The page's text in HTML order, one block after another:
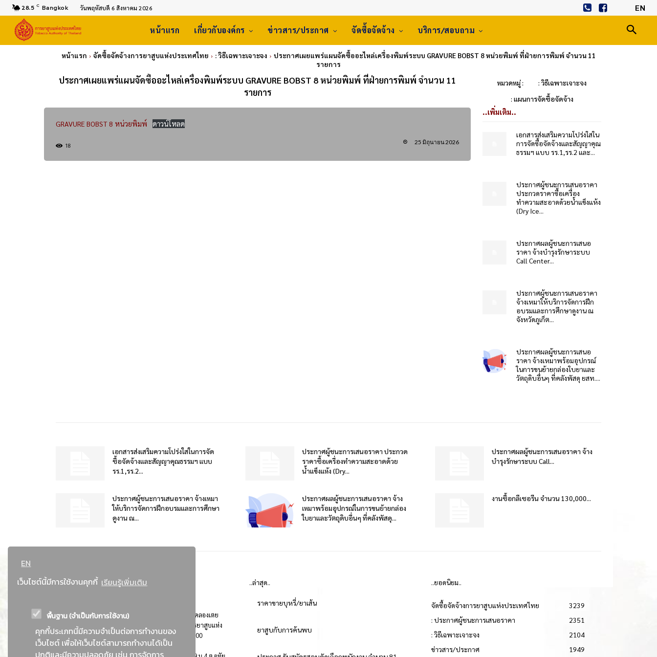
EN
เว็บไซต์นี้มีการใช้งานคุกกี้ เรียนรู้เพิ่มเติม
พื้นฐาน (จำเป็นกับการใช้งาน)
คุกกี้ประเภทนี้มีความจำเป็นต่อการทำงานของ
เว็บไซต์ เพื่อให้เว็บไซต์สามารถทำงานได้เป็น
28.5 C Bangkok วันพฤหัสบดี 6 สิงหาคม 2026 EN
หน้าแรก เกี่ยวกับองค์กร ข่าวสาร/ประกาศ จัดซื้อจัดจ้าง บริการ/สอบถาม
หน้าแรก จัดซื้อจัดจ้างการยาสูบแห่งประเทศไทย : วิธีเฉพาะเจาะจง
ประกาศเผยแพร่แผนจัดซื้ออะไหล่เครื่องพิมพ์ระบบ GRAVURE BOBST 8 หน่วยพิมพ์ ที่ฝ่ายการพิมพ์ จำนวน 11
รายการ
ประกาศเผยแพร่แผนจัดซื้ออะไหล่เครื่องพิมพ์ระบบ GRAVURE BOBST 8 หน่วยพิมพ์ ที่ฝ่ายการพิมพ์ จำนวน 11
รายการ
หมวดหมู่ :
: วิธีเฉพาะเจาะจง
: แผนการจัดซื้อจัดจ้าง
GRAVURE BOBST 8 หน่วยพิมพ์ ดาวน์โหลด
18 25 มิถุนายน 2026
..เพิ่มเติม..
เอกสารส่งเสริมความโปร่งใสใน
การจัดซื้อจัดจ้างและสัญญาคุณ
ธรรมฯ แบบ รร.1,รร.2 และ...
ประกาศผู้ชนะการเสนอราคา
ประกวดราคาซื้อเครื่อง
ทำความสะอาดด้วยน้ำแข็งแห้ง
(Dry Ice...
ประกาศผลผู้ชนะการเสนอ
ราคา จ้างบำรุงรักษาระบบ
Call Center...
ประกาศผู้ชนะการเสนอราคา
จ้างเหมาให้บริการจัดการฝึก
อบรมและการศึกษาดูงาน ณ
จังหวัดภูเก็ต...
ประกาศผลผู้ชนะการเสนอ
ราคา จ้างเหมาพร้อมอุปกรณ์
ในการขนย้ายกล่องใบยาและ
วัตถุดิบอื่นๆ ที่คลังพัสดุ ยสท....
เอกสารส่งเสริมความโปร่งใสในการจัด
ซื้อจัดจ้างและสัญญาคุณธรรมฯ แบบ
รร.1,รร.2...
ประกาศผู้ชนะการเสนอราคา ประกวด
ราคาซื้อเครื่องทำความสะอาดด้วย
น้ำแข็งแห้ง (Dry...
ประกาศผลผู้ชนะการเสนอราคา จ้าง
บำรุงรักษาระบบ Call...
ประกาศผู้ชนะการเสนอราคา จ้างเหมา
ให้บริการจัดการฝึกอบรมและการศึกษา
ดูงาน ณ...
ประกาศผลผู้ชนะการเสนอราคา จ้าง
เหมาพร้อมอุปกรณ์ในการขนย้ายกล่อง
ใบยาและวัตถุดิบอื่นๆ ที่คลังพัสดุ...
งานซื้อกลีเซอรีน จำนวน 130,000...
ที่อยู่ : 184 ถนนพระรามที่ 4 แขวงคลองเตย เขตคลองเตย
กรุงเทพมหานคร 10110 ติดต่อประชาสัมพันธ์ การยาสูบแห่ง
ประเทศไทย Call center โทร. 0-2229-1000
..ล่าสุด..
ราคาขายบุหรี่/ยาเส้น
ยาสูบกับการค้นพบ
..ยอดนิยม..
จัดซื้อจัดจ้างการยาสูบแห่งประเทศไทย
3239
: ประกาศผู้ชนะการเสนอราคา
2351
: วิธีเฉพาะเจาะจง
2104
ข่าวสาร/ประกาศ
1949